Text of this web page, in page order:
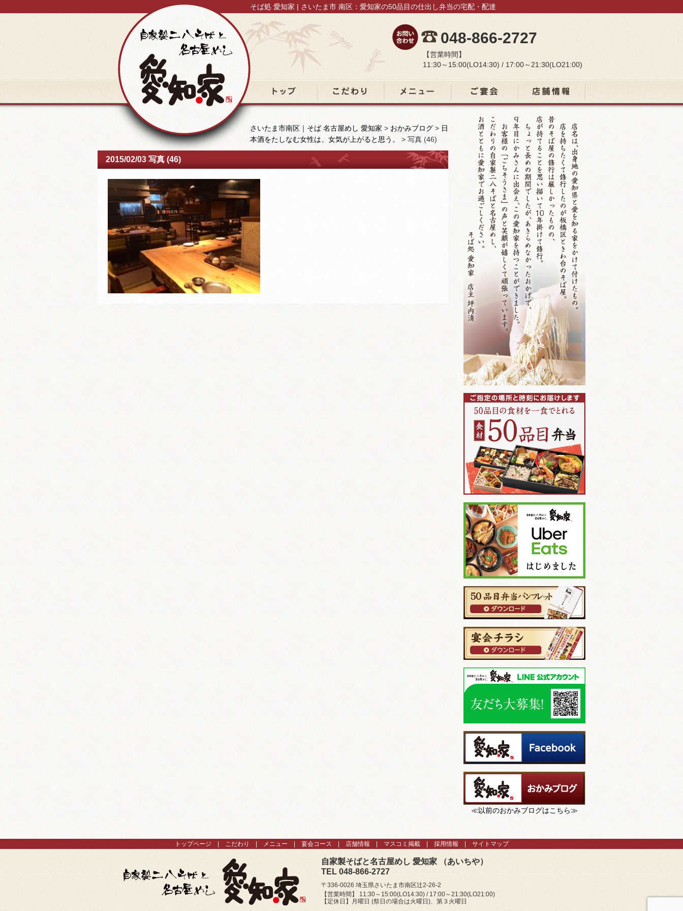
そば処 愛知家 | さいたま市 南区：愛知家の50品目の仕出し弁当の宅配・配達
048-866-2727
【営業時間】
11:30～15:00(LO14:30) / 17:00～21:30(LO21:00)
≪以前のおかみブログはこちら≫
さいたま市南区｜そば 名古屋めし 愛知家 > おかみブログ > 日
本酒をたしなむ女性は、女気が上がると思う。
> 写真 (46)
2015/02/03 写真 (46)
トップページ こだわり メニュー 宴会コース 店舗情報 マスコミ掲載 採用情報 サイトマップ
自家製そばと名古屋めし 愛知家 （あいちや）
TEL 048-866-2727
〒336-0026 埼玉県さいたま市南区辻2-26-2
【営業時間】 11:30～15:00(LO14:30) / 17:00～21:30(LO21:00)
【定休日】月曜日 (祭日の場合は火曜日)、第３火曜日